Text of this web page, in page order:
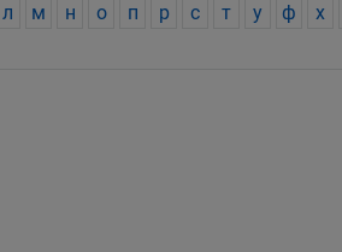
л м н о п р с т у ф х